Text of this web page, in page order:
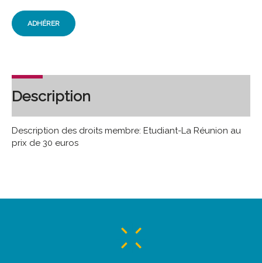
ADHÉRER
Description
Description des droits membre: Etudiant-La Réunion au
prix de 30 euros